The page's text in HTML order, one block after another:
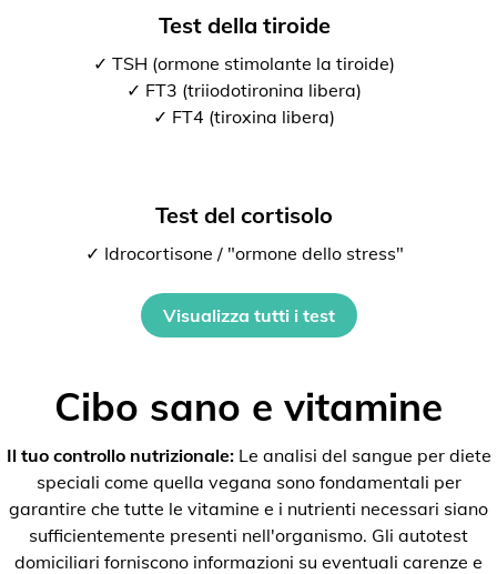
Test della tiroide
✓ TSH (ormone stimolante la tiroide)
✓ FT3 (triiodotironina libera)
✓ FT4 (tiroxina libera)
Test del cortisolo
✓ Idrocortisone / "ormone dello stress"
Visualizza tutti i test
Cibo sano e vitamine
Il tuo controllo nutrizionale:Le analisi del sangue per diete
speciali come quella vegana sono fondamentali per
garantire che tutte le vitamine e i nutrienti necessari siano
sufficientemente presenti nell'organismo. Gli autotest
domiciliari forniscono informazioni su eventuali carenze e